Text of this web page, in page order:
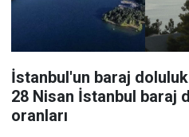
İstanbul'un baraj
28 Nisan İstanbul baraj
oranları